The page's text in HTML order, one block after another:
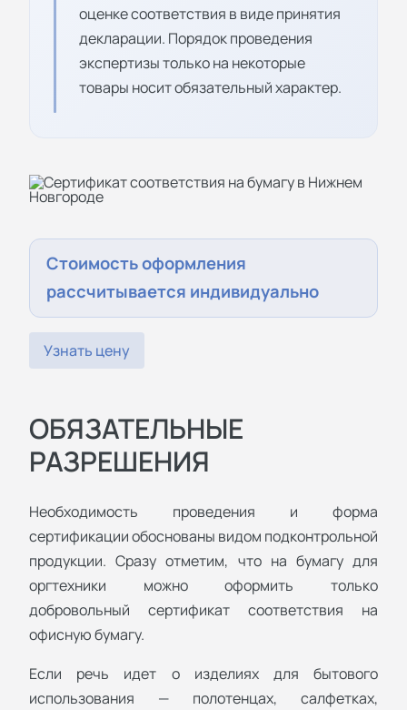
оценке соответствия в виде принятия
декларации. Порядок проведения
экспертизы только на некоторые
товары носит обязательный характер.
Стоимость оформления
рассчитывается индивидуально
Узнать цену
ОБЯЗАТЕЛЬНЫЕ
РАЗРЕШЕНИЯ
Необходимость проведения и форма
сертификации обоснованы видом подконтрольной
продукции. Сразу отметим, что на бумагу для
оргтехники можно оформить только
добровольный сертификат соответствия на
офисную бумагу.
Если речь идет о изделиях для бытового
использования — полотенцах, салфетках,